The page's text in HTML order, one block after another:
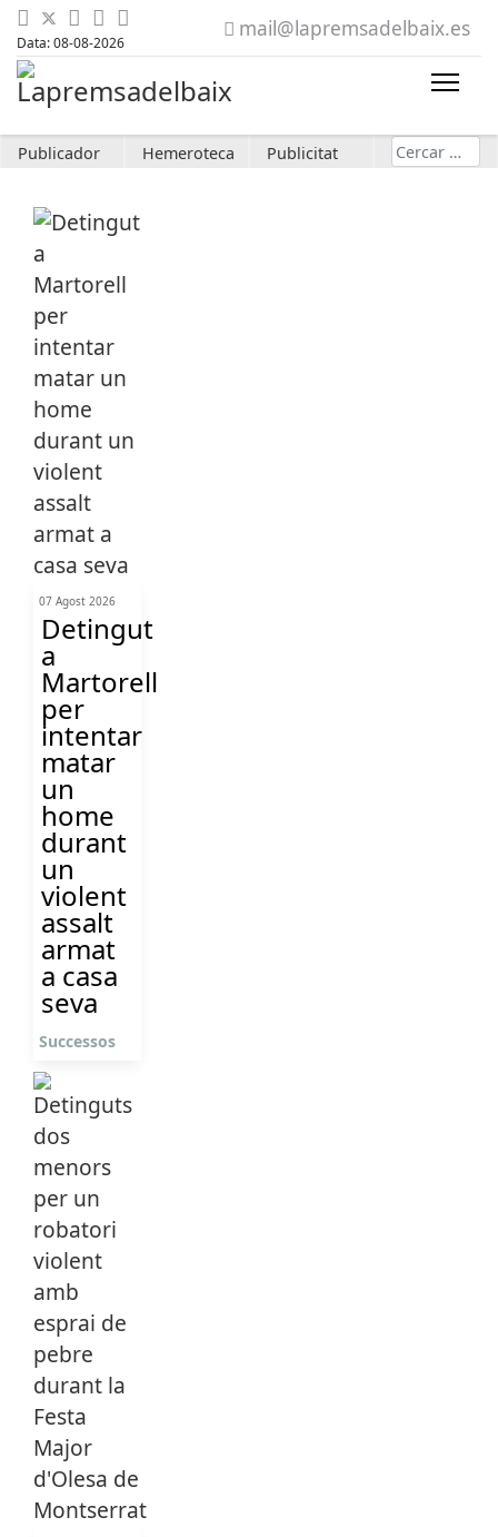
Data: 08-08-2026
mail@lapremsadelbaix.es
Publicador Hemeroteca Publicitat Cerca
07 Agost 2026
Detingut
a
Martorell
per
intentar
matar
un
home
durant
un
violent
assalt
armat
a casa
seva
Successos